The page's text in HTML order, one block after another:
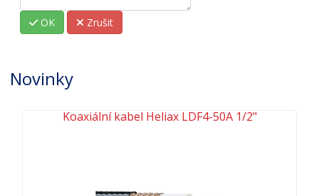
OK Zrušit
Novinky
Koaxiální kabel Heliax LDF4-50A 1/2"